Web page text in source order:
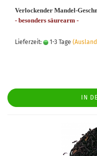
Verlockender Mandel-
- besonders säurearm -
Lieferzeit: 1-3 Tage
IN